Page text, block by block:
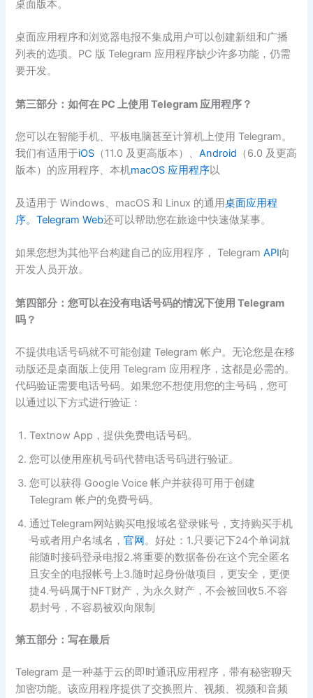
桌面版本。
桌面应用程序和浏览器电报不集成用户可以创建新组和广播
列表的选项。PC 版 Telegram 应用程序缺少许多功能，仍需
要开发。
第三部分：如何在 PC 上使用 Telegram 应用程序？
您可以在智能手机、平板电脑甚至计算机上使用 Telegram。
我们有适用于iOS （11.0 及更高版本）、Android （6.0 及更高
版本）的应用程序、本机macOS 应用程序以
及适用于 Windows、macOS 和 Linux 的通用桌面应用程
序。Telegram Web还可以帮助您在旅途中快速做某事。
如果您想为其他平台构建自己的应用程序， TelegramAPI向
开发人员开放。
第四部分：您可以在没有电话号码的情况下使用 Telegram
吗？
不提供电话号码就不可能创建 Telegram 帐户。无论您是在移
动版还是桌面版上使用 Telegram 应用程序，这都是必需的。
代码验证需要电话号码。如果您不想使用您的主号码，您可
以通过以下方式进行验证：
Textnow App，提供免费电话号码。
您可以使用座机号码代替电话号码进行验证。
您可以获得 Google Voice 帐户并获得可用于创建
Telegram 帐户的免费号码。
通过Telegram网站购买电报域名登录账号，支持购买手机
号或者用户名域名，官网。好处：1.只要记下24个单词就
能随时接码登录电报2.将重要的数据备份在这个完全匿名
且安全的电报帐号上3.随时起身份做项目，更安全，更便
捷4.号码属于NFT财产，为永久财产，不会被回收5.不容
易封号，不容易被双向限制
第五部分：写在最后
Telegram 是一种基于云的即时通讯应用程序，带有秘密聊天
加密功能。该应用程序提供了交换照片、视频、视频和音频